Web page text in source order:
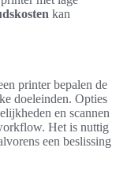
kan
printer bepalen de
doeleinden. Opties
en scannen
Het is nuttig
een beslissing